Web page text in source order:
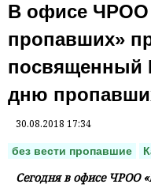
В офисе ЧРОО
пропавших»
посвященный
дню
30.08.2018 17:34
без вести пропавшие
Сегодня в офисе ЧРОО